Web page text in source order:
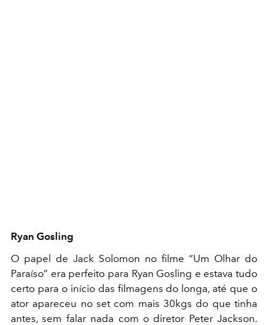
Ryan Gosling
O papel de Jack Solomon no filme “Um Olhar do
Paraíso” era perfeito para Ryan Gosling e estava tudo
certo para o início das filmagens do longa, até que o
ator apareceu no set com mais 30kgs do que tinha
antes, sem falar nada com o diretor Peter Jackson.